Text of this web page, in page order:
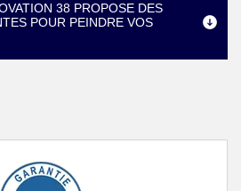
38 PROPOSE DES
POUR PEINDRE VOS